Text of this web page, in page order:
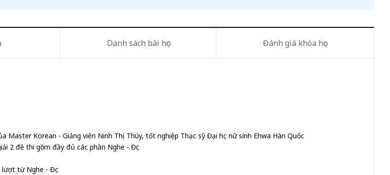
Danh sách bài học Đánh giá khóa học
Master Korean - Giảng viên Ninh Thị Thúy, tốt nghiệp Thạc sỹ Đại học nữ sinh Ehwa Hàn Quốc
2 đề thi gồm đầy đủ các phần Nghe - Đọc
từ Nghe - Đọc